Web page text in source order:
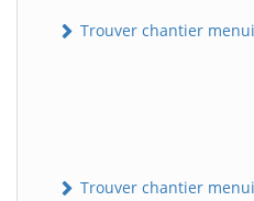
Trouver chantier
Trouver chantier